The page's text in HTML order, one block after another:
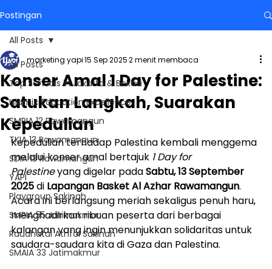
Postingan
All Posts
Top Schools in Jakarta & Bekasi
Islamic Education Excellence
SMPIA 12 Rawamangun
TKIA 13 Rawamangun
SDIA 13 Rawamangun
YAPI
Playgroup Sakinah
SMPIA 55 Jatimakmur
Raudhatul Athfal Sakinah
SMAIA 33 Jatimakmur
All Posts
Konser Amal 1 Day for Palestine:
Satukan Langkah, Suarakan
Kepedulian
marketing yapi15 Sep 20252 menit membaca
Kepedulian terhadap Palestina kembali menggema
melalui konser amal bertajuk 1 Day for
Palestine yang digelar pada Sabtu, 13 September
2025 di Lapangan Basket Al Azhar Rawamangun.
Acara ini berlangsung meriah sekaligus penuh haru,
menghadirkan ribuan peserta dari berbagai
kalangan yang ingin menunjukkan solidaritas untuk
saudara-saudara kita di Gaza dan Palestina.